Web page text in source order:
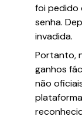
foi pedido
senha.
invadida.
Portanto,
ganhos
não